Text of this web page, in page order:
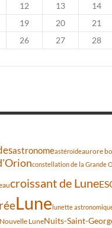
12 13 14
19 20 21
26 27 28
astronomeastéroïdeaurore
constellation de la Grande
croissant de Lune
Lune lunette
Nouvelle LuneNuits-Saint-